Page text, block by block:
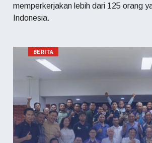
memperkerjakan lebih dari 125 orang
Indonesia.
BERITA